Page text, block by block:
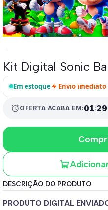
Kit Digital Sonic
Em estoque Envio imediato
alarmOFERTA ACABA EM:01:29:
DESCRIÇÃO DO PRODUTO
PRODUTO DIGITAL